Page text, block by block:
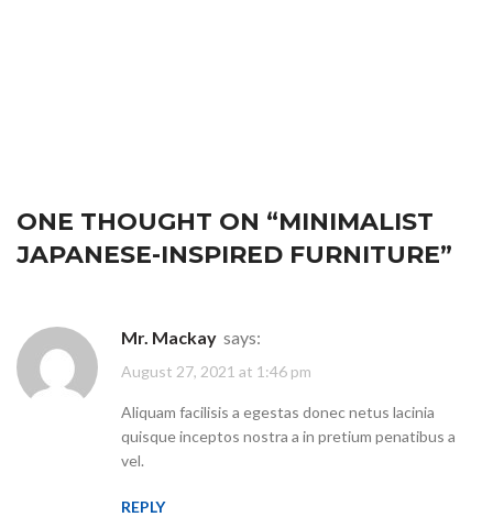
ONE THOUGHT ON “MINIMALIST
JAPANESE-INSPIRED FURNITURE”
Mr. Mackay says:
August 27, 2021 at 1:46 pm
Aliquam facilisis a egestas donec netus lacinia
quisque inceptos nostra a in pretium penatibus a
vel.
REPLY